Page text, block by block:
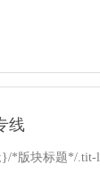
线
*版块标题*/